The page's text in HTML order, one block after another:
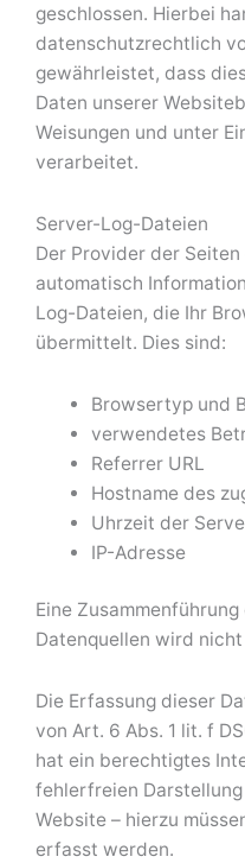
geschlossen. Hierbei
datenschutzrechtlich
gewährleistet, dass
Daten unserer
Weisungen und unter
verarbeitet.
Server-Log-Dateien
Der Provider der
automatisch
Log-Dateien, die Ihr
übermittelt. Dies sind:
Browsertyp und
verwendetes
Referrer URL
Hostname des
Uhrzeit der
IP-Adresse
Eine
Datenquellen wird
Die Erfassung dieser
von Art. 6 Abs. 1 lit. f
hat ein berechtigtes
fehlerfreien
Website – hierzu
erfasst werden.